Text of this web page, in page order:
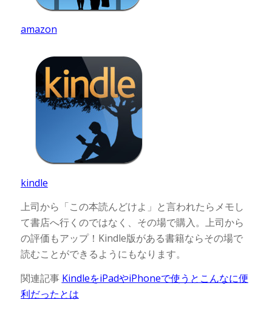
amazon
kindle
上司から「この本読んどけよ」と言われたらメモし
て書店へ行くのではなく、その場で購入。上司から
の評価もアップ！Kindle版がある書籍ならその場で
読むことができるようにもなります。
関連記事 KindleをiPadやiPhoneで使うとこんなに便
利だったとは